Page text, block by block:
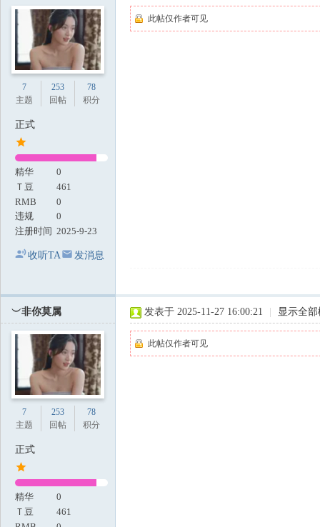
7
主题
253
回帖
78
积分
正式
精华
0
Ｔ豆
461
RMB
0
违规
0
注册时间 2025-9-23
收听TA 发消息
此帖仅作者可见
︶非你莫属
7
主题
253
回帖
78
积分
正式
精华
0
Ｔ豆
461
发表于 2025-11-27 16:00:21 显示全
此帖仅作者可见